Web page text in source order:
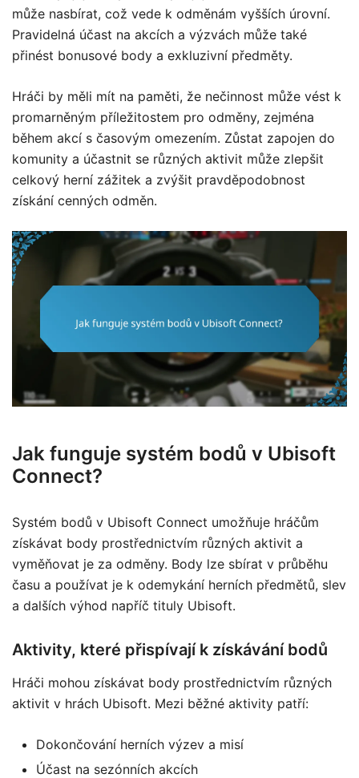
může nasbírat, což vede k odměnám vyšších úrovní.
Pravidelná účast na akcích a výzvách může také
přinést bonusové body a exkluzivní předměty.
Hráči by měli mít na paměti, že nečinnost může vést k
promarněným příležitostem pro odměny, zejména
během akcí s časovým omezením. Zůstat zapojen do
komunity a účastnit se různých aktivit může zlepšit
celkový herní zážitek a zvýšit pravděpodobnost
získání cenných odměn.
Jak funguje systém bodů v Ubisoft
Connect?
Systém bodů v Ubisoft Connect umožňuje hráčům
získávat body prostřednictvím různých aktivit a
vyměňovat je za odměny. Body lze sbírat v průběhu
času a používat je k odemykání herních předmětů, slev
a dalších výhod napříč tituly Ubisoft.
Aktivity, které přispívají k získávání bodů
Hráči mohou získávat body prostřednictvím různých
aktivit v hrách Ubisoft. Mezi běžné aktivity patří:
Dokončování herních výzev a misí
Účast na sezónních akcích